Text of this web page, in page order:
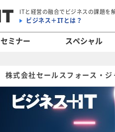
ITと経営の融合でビジネスの課題を
ビジネス＋ITとは？
セミナー スペシャル
株式会社セールスフォース・